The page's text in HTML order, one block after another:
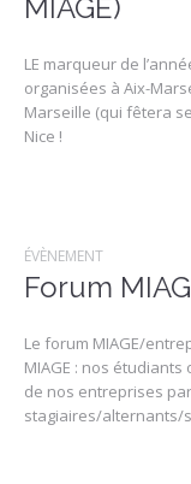
MIAGE)
LE marqueur de
organisées à Aix-
Marseille (qui fêtera
Nice !
ÉVÈNEMENT
Forum
Le forum MIAGE/
MIAGE : nos
de nos entreprises
stagiaires/alternants/